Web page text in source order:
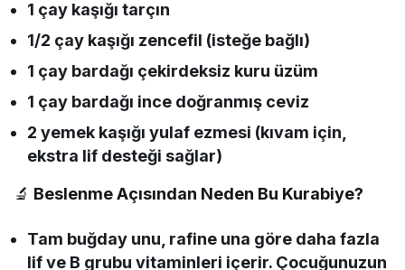
1 çay kaşığı tarçın
1/2 çay kaşığı zencefil (isteğe bağlı)
1 çay bardağı çekirdeksiz kuru üzüm
1 çay bardağı ince doğranmış ceviz
2 yemek kaşığı yulaf ezmesi (kıvam için,
ekstra lif desteği sağlar)
🔬 Beslenme Açısından Neden Bu Kurabiye?
Tam buğday unu, rafine una göre daha fazla
lif ve B grubu vitaminleri içerir. Çocuğunuzun